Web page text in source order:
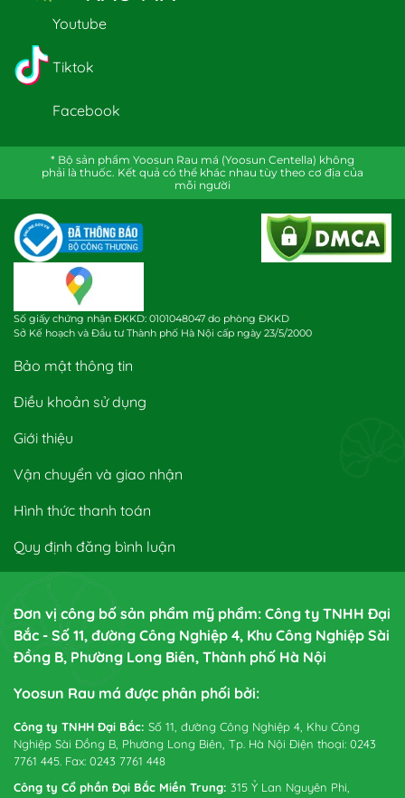
Youtube
Tiktok
Facebook
* Bộ sản phẩm Yoosun Rau má (Yoosun Centella) không
phải là thuốc. Kết quả có thể khác nhau tùy theo cơ địa của
mỗi người
Số giấy chứng nhận ĐKKD: 0101048047 do phòng ĐKKD
Sở Kế hoạch và Đầu tư Thành phố Hà Nội cấp ngày 23/5/2000
Bảo mật thông tin
Điều khoản sử dụng
Giới thiệu
Vận chuyển và giao nhận
Hình thức thanh toán
Quy định đăng bình luận
Đơn vị công bố sản phẩm mỹ phẩm: Công ty TNHH Đại
Bắc - Số 11, đường Công Nghiệp 4, Khu Công Nghiệp Sài
Đồng B, Phường Long Biên, Thành phố Hà Nội
Yoosun Rau má được phân phối bởi:
Công ty TNHH Đại Bắc: Số 11, đường Công Nghiệp 4, Khu Công
Nghiệp Sài Đồng B, Phường Long Biên, Tp. Hà Nội Điện thoại: 0243
7761 445. Fax: 0243 7761 448
Công ty Cổ phần Đại Bắc Miền Trung: 315 Ỷ Lan Nguyên Phi,